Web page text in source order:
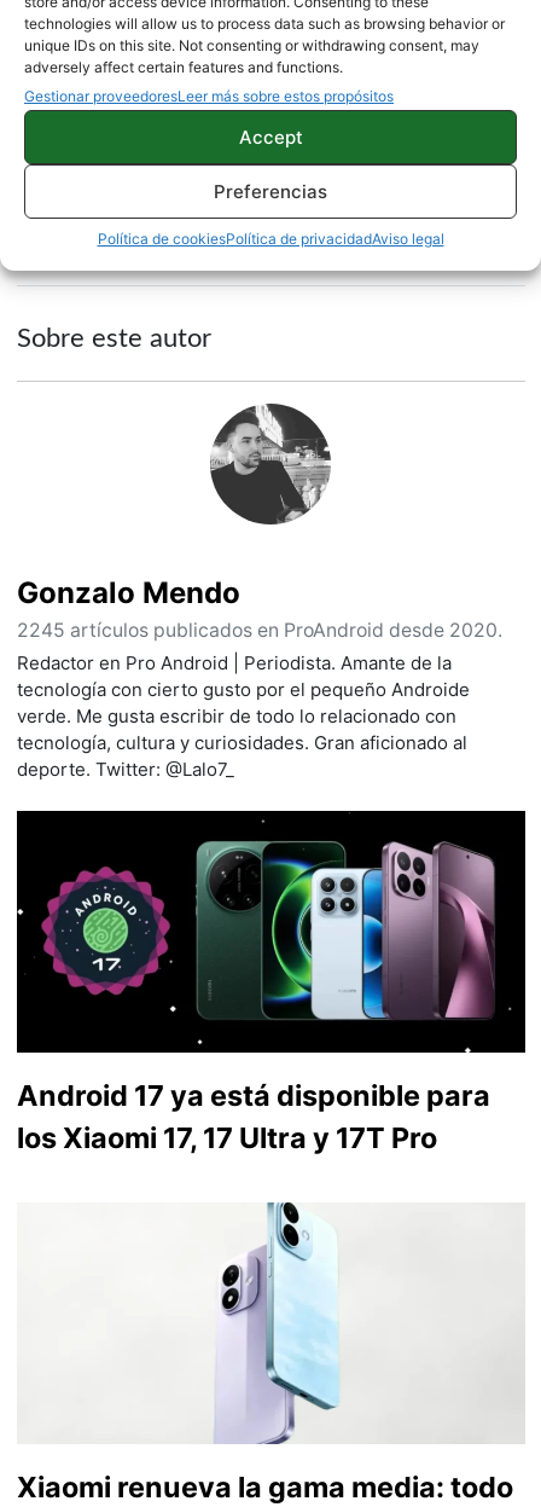
technologies will allow us to process data such as browsing behavior or
unique IDs on this site. Not consenting or withdrawing consent, may
adversely affect certain features and functions.
Gestionar proveedoresLeer más sobre estos propósitos
Accept
Preferencias
Política de cookiesPolítica de privacidadAviso legal
con su nueva marca. Habrá que esperar
informaciones oficiales para saber cual será el
diseño original de este Xiaomi Mi CC 9.
Fuente |
Sobre este autor
Gonzalo Mendo
2245 artículos publicados en ProAndroid desde 2020.
Redactor en Pro Android | Periodista. Amante de la
tecnología con cierto gusto por el pequeño Androide
verde. Me gusta escribir de todo lo relacionado con
tecnología, cultura y curiosidades. Gran aficionado al
deporte. Twitter: @Lalo7_
Android 17 ya está disponible para
los Xiaomi 17, 17 Ultra y 17T Pro
Xiaomi renueva la gama media: todo